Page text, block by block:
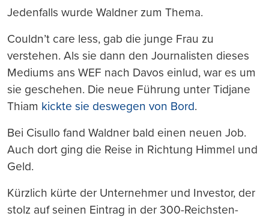
Jedenfalls wurde Waldner zum Thema.
Couldn’t care less, gab die junge Frau zu
verstehen. Als sie dann den Journalisten dieses
Mediums ans WEF nach Davos einlud, war es um
sie geschehen. Die neue Führung unter Tidjane
Thiam kickte sie deswegen von Bord.
Bei Cisullo fand Waldner bald einen neuen Job.
Auch dort ging die Reise in Richtung Himmel und
Geld.
Kürzlich kürte der Unternehmer und Investor, der
stolz auf seinen Eintrag in der 300-Reichsten-